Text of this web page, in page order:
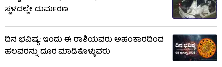
ಸ್ಥಳದಲ್ಲೇ ದುರ್ಮರಣ
ದಿನ ಭವಿಷ್ಯ: ಇಂದು ಈ ರಾಶಿಯವರು ಅಹಂಕಾರದಿಂದ
ಹಲವರನ್ನು ದೂರ ಮಾಡಿಕೊಳ್ಳುವರು